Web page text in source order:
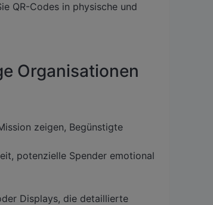
QR-Codes in physische und
Organisationen
zeigen, Begünstigte
potenzielle Spender emotional
Displays, die detaillierte